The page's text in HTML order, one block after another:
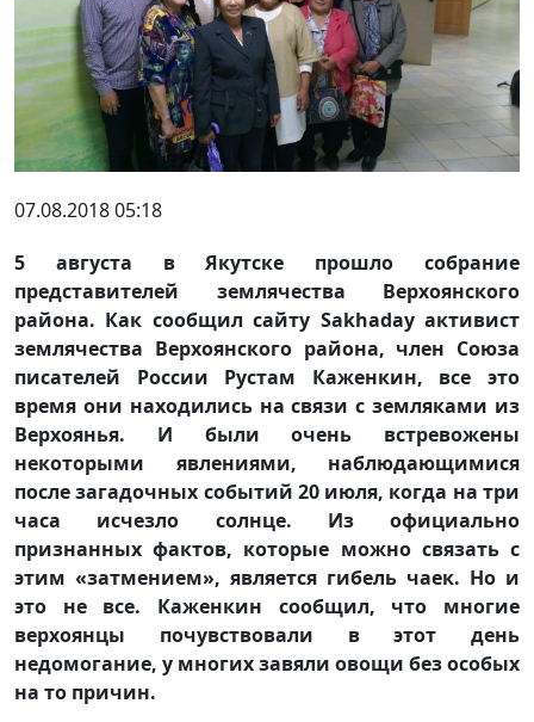
07.08.2018 05:18
5 августа в Якутске прошло собрание
представителей землячества Верхоянского
района. Как сообщил сайту Sakhaday активист
землячества Верхоянского района, член Союза
писателей России Рустам Каженкин, все это
время они находились на связи с земляками из
Верхоянья. И были очень встревожены
некоторыми явлениями, наблюдающимися
после загадочных событий 20 июля, когда на три
часа исчезло солнце. Из официально
признанных фактов, которые можно связать с
этим «затмением», является гибель чаек. Но и
это не все. Каженкин сообщил, что многие
верхоянцы почувствовали в этот день
недомогание, у многих завяли овощи без особых
на то причин.